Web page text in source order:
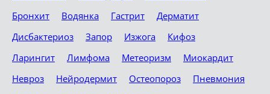
Бронхит
Водянка Гастрит
Дерматит
Дисбактериоз
Запор Изжога
Кифоз
Ларингит
Лимфома Метеоризм
Миокардит
Невроз
Нейродермит Остеопороз
Пневмония